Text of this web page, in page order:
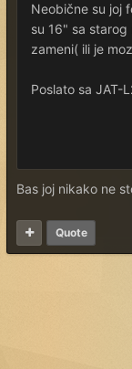
Neobične su joj
su 16" sa
zameni( ili je
Poslato sa JAT-
Bas joj nikako ne
Quote